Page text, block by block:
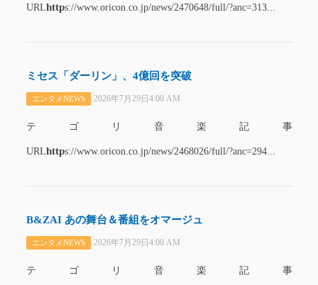
URLhttps://www.oricon.co.jp/news/2470648/full/?anc=313...
ミセス「ダーリン」、4億回を突破
エンタメNEWS 2026年7月29日4:00 AM
テゴリ音楽記事
URLhttps://www.oricon.co.jp/news/2468026/full/?anc=294...
B&ZAI あの舞台＆番組をオマージュ
エンタメNEWS 2026年7月29日4:00 AM
テゴリ音楽記事